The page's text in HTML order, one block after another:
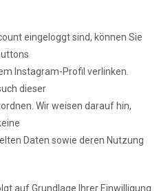
eingeloggt sind, können Sie
Instagram-Profil verlinken.
dieser
Wir weisen darauf hin,
Daten sowie deren Nutzung
auf Grundlage Ihrer Einwilligung